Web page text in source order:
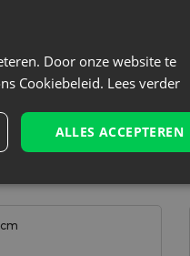
cm
Door onze website te
Cookiebeleid. Lees verder
ALLES ACCEPTEREN